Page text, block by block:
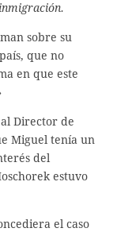
sobre su
que no
en que este
Director de
Miguel tenía un
del
estuvo
el caso